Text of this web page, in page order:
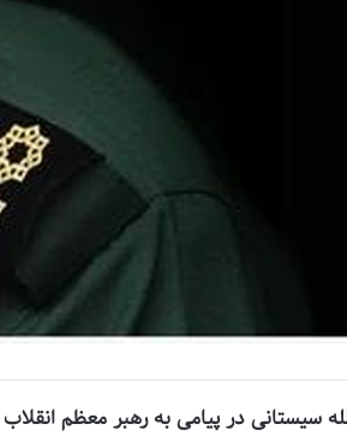
سیستانی در پیامی به رهبر معظم